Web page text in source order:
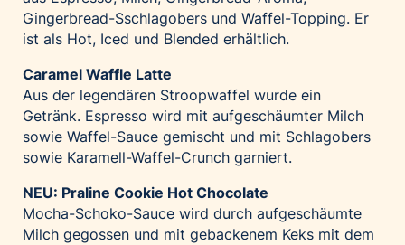
Gingerbread-Sschlagobers und Waffel-Topping. Er
ist als Hot, Iced und Blended erhältlich.
Caramel Waffle Latte
Aus der legendären Stroopwaffel wurde ein
Getränk. Espresso wird mit aufgeschäumter Milch
sowie Waffel-Sauce gemischt und mit Schlagobers
sowie Karamell-Waffel-Crunch garniert.
NEU: Praline Cookie Hot Chocolate
Mocha-Schoko-Sauce wird durch aufgeschäumte
Milch gegossen und mit gebackenem Keks mit dem